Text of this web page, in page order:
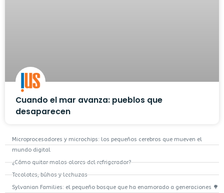
Cuando el mar avanza: pueblos que
desaparecen
Microprocesadores y microchips: los pequeños cerebros que mueven el
mundo digital
¿Cómo quitar malos olores del refrigerador?
Tecolotes, búhos y lechuzas
Sylvanian Families: el pequeño bosque que ha enamorado a generaciones 🌳